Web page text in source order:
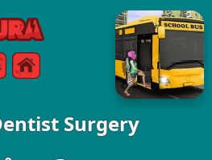
Surgery